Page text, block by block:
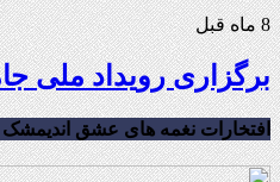
8 ماه قبل
برگزاری رویداد ملی
افتخارات نغمه های عشق اندیمشک